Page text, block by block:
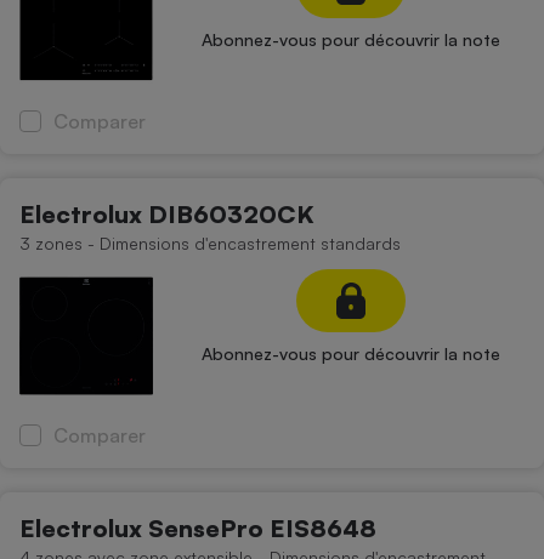
Abonnez-vous pour découvrir la note
Comparer
Electrolux DIB60320CK
3 zones - Dimensions d'encastrement standards
Abonnez-vous pour découvrir la note
Comparer
Electrolux SensePro EIS8648